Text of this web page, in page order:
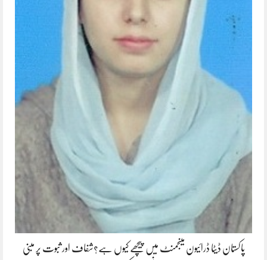
پاکستان ڈیٹا ڈرائیون مینجمنٹ میں پیچھے کیوں ہے؟شفاف اور ثبوت پر مبنی